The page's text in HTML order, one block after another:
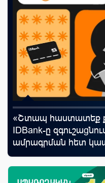
«Շտապ հաստատեք
IDBank-ը
ամրագրման հետ